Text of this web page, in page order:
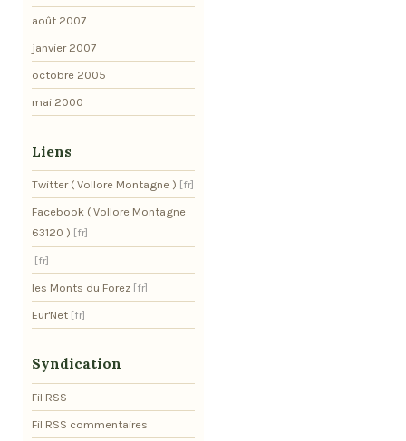
août 2007
janvier 2007
octobre 2005
mai 2000
Liens
Twitter ( Vollore Montagne )
Facebook ( Vollore Montagne
63120 )
les Monts du Forez
Eur'Net
Syndication
Fil RSS
Fil RSS commentaires